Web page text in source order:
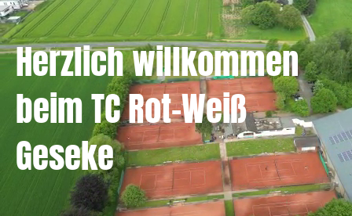
Herzlich willkommen
beimTC Rot-Weiß
Geseke